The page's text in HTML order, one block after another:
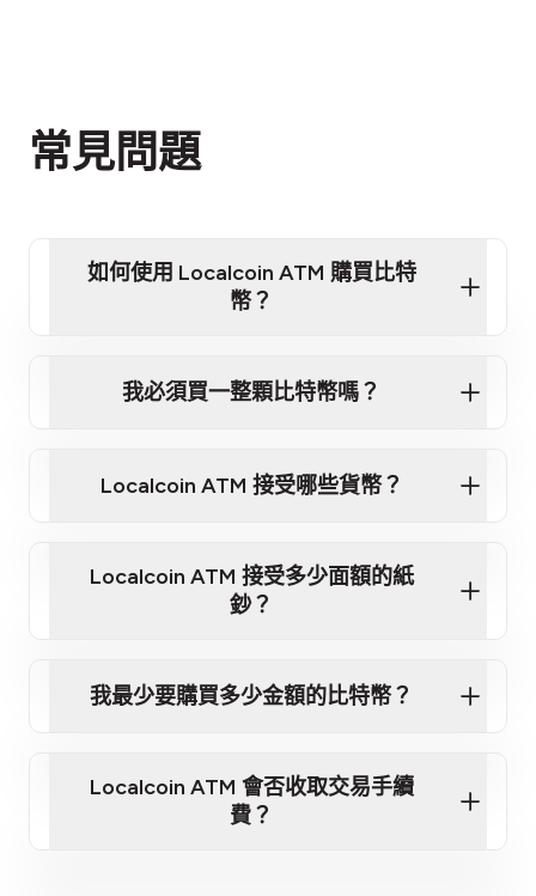
常見問題
如何使用 Localcoin ATM 購買比特
幣？
離你最近的 Localcoin ATM
第 2 步：選擇你想購買的
我必須買一整顆比特幣嗎？
Localcoin ATM 接受哪些貨幣？
Localcoin ATM 接受多少面額的紙
鈔？
我最少要購買多少金額的比特幣？
Localcoin ATM 會否收取交易手續
費？